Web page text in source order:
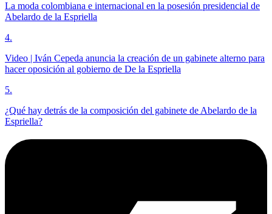
La moda colombiana e internacional en la posesión presidencial de
Abelardo de la Espriella
4.
Video | Iván Cepeda anuncia la creación de un gabinete alterno para
hacer oposición al gobierno de De la Espriella
5.
¿Qué hay detrás de la composición del gabinete de Abelardo de la
Espriella?